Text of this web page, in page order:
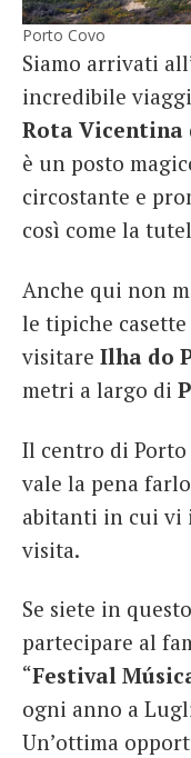
Porto Covo
Siamo arrivati
incredibile
Rota Vicentina
è un posto
circostante e
così come la
Anche qui non
le tipiche
visitare Ilha do
metri a largo di
Il centro di
vale la pena
abitanti in cui vi
visita.
Se siete in
partecipare al
“Festival
ogni anno a
Un’ottima